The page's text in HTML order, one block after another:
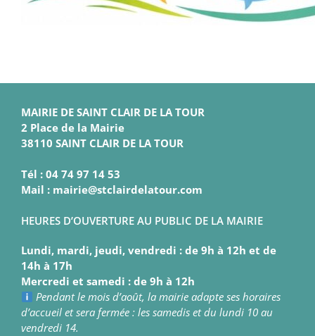
MAIRIE DE SAINT CLAIR DE LA TOUR
2 Place de la Mairie
38110 SAINT CLAIR DE LA TOUR
Tél : 04 74 97 14 53
Mail : mairie@stclairdelatour.com
HEURES D’OUVERTURE AU PUBLIC DE LA MAIRIE
Lundi, mardi, jeudi, vendredi : de 9h à 12h et de
14h à 17h
Mercredi et samedi : de 9h à 12h
Pendant le mois d’août, la mairie adapte ses horaires
d’accueil et sera fermée : les samedis et du lundi 10 au
vendredi 14.